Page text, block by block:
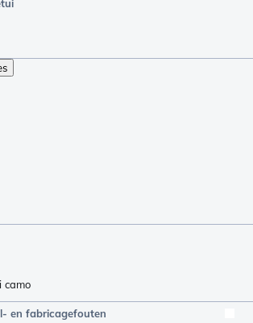
camo
en fabricagefouten